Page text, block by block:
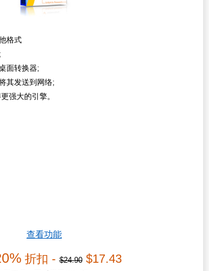
格式
面转换器;
其发送到网络;
强大的引擎。
查看功能
折扣 -$24.90$17.43